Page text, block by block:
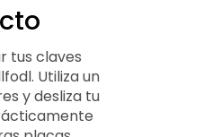
tus claves
Utiliza un
y desliza tu